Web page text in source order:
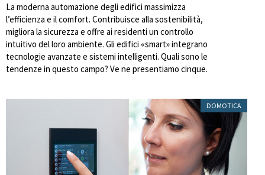
La moderna automazione degli edifici massimizza
l’efficienza e il comfort. Contribuisce alla sostenibilità,
migliora la sicurezza e offre ai residenti un controllo
intuitivo del loro ambiente. Gli edifici «smart» integrano
tecnologie avanzate e sistemi intelligenti. Quali sono le
tendenze in questo campo? Ve ne presentiamo cinque.
DOMOTICA